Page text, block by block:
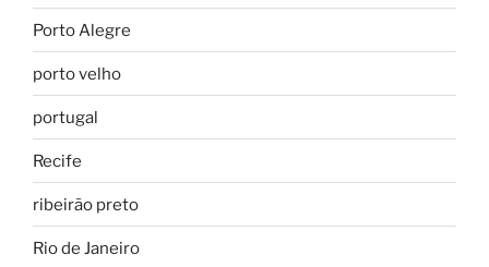
Porto Alegre
porto velho
portugal
Recife
ribeirão preto
Rio de Janeiro